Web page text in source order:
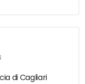
di Cagliari